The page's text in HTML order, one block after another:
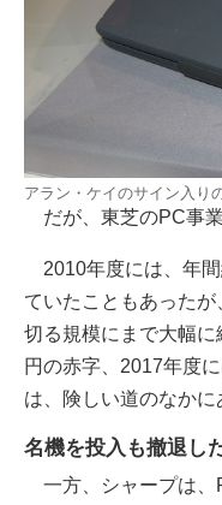
アラン・ケイのサイン入り
だが、東芝のPC事業
2010年度には、年間
ていたこともあった
切る規模にまで大幅
円の赤字、2017年度
は、険しい道のなかに
名機を投入も撤退し
一方、シャープは、